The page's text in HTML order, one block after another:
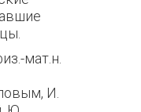
мат.н.
И.